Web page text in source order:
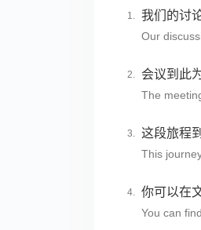
我们的讨
Our
会议到此
The
这段旅程
This
你可以在
You can